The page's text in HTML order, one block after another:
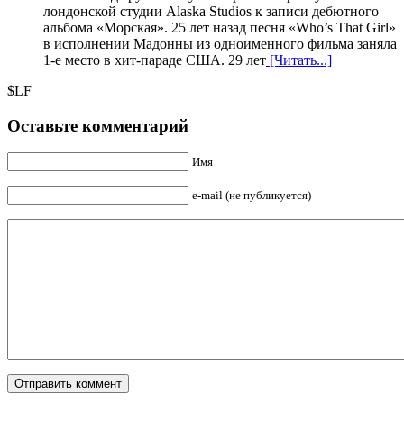
лондонской студии Alaska Studios к записи дебютного
альбома «Морская». 25 лет назад песня «Who’s That Girl»
в исполнении Мадонны из одноименного фильма заняла
1-е место в хит-параде США. 29 лет [Читать...]
$LF
Оставьте комментарий
Имя
e-mail (не публикуется)